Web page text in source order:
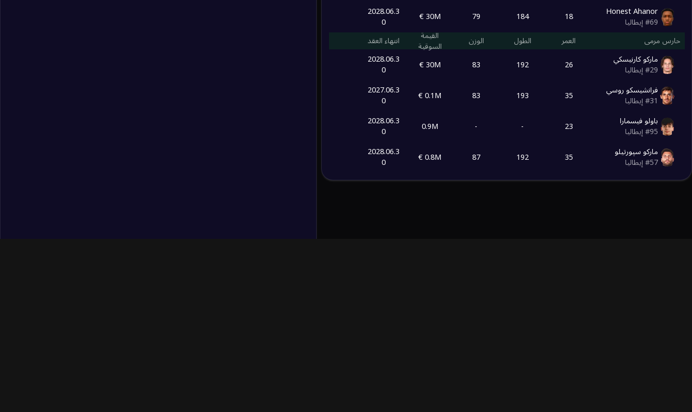
Honest Ahanor
#69 إيطاليا 18
184
79
30M €
2028.06.3
0
حارس مرمى
العمر الطول الوزن القيمة
السوقية
انتهاء العقد
ماركو كارنيسكي
#29 إيطاليا 26
192
83
30M €
2028.06.3
0
فرانشيسكو روسي
#31 إيطاليا 35
193
83
0.1M €
2027.06.3
0
باولو فيسمارا
#95 إيطاليا 23
-
-
0.9M
2028.06.3
0
ماركو سپورتيلو
#57 إيطاليا 35
192
87
0.8M €
2028.06.3
0